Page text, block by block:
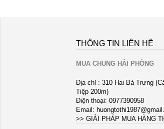
THÔNG TIN LIÊN HỆ
MUA CHUNG HẢI PHÒNG
Địa chỉ : 310 Hai Bà Trưng
Tiệp 200m)
Điện thoại: 0977390958
Email:
>> GIẢI PHÁP MUA HÀNG